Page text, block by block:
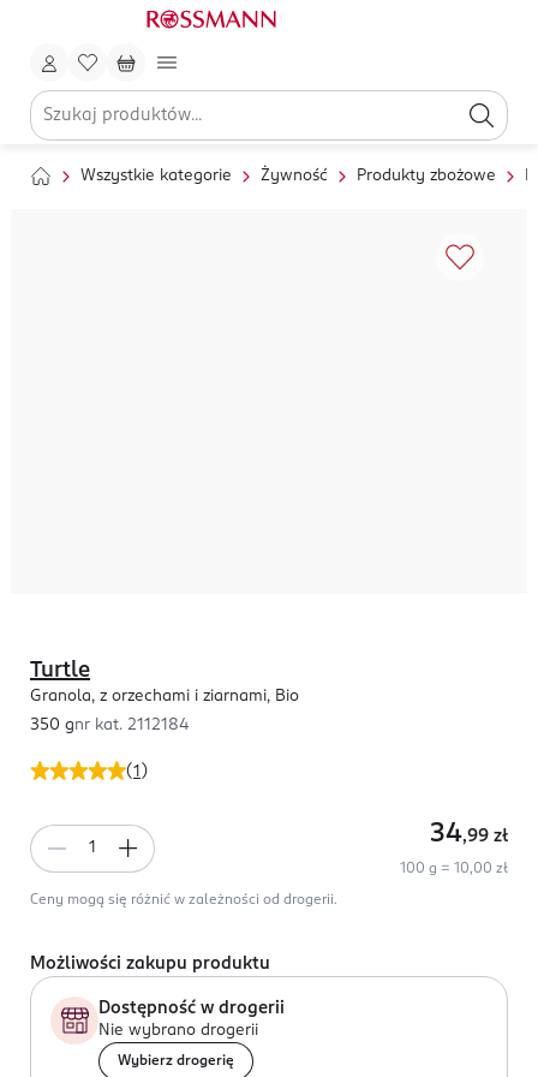
Wszystkie kategorie Żywność Produkty zbożowe
(1 )
Turtle
Granola, z orzechami i ziarnami, Bio
350 gnr kat. 2112184
34,99 zł
100 g = 10,00 zł
Ceny mogą się różnić w zależności od drogerii.
Możliwości zakupu produktu
Dostępność w drogerii
Nie wybrano drogerii
Wybierz drogerię